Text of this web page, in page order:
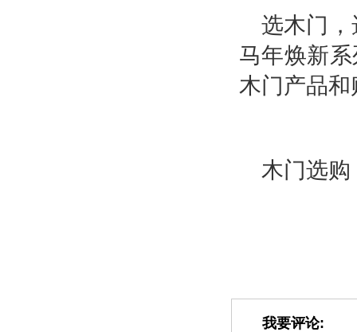
选木门，
马年焕新
木门产品
木门选购
我要评论: